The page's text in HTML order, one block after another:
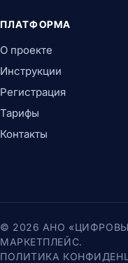
ПЛАТФОРМА
О проекте
Инструкции
Регистрация
Тарифы
Контакты
© 2026 АНО
МАРКЕТПЛЕЙС.
ПОЛИТИКА